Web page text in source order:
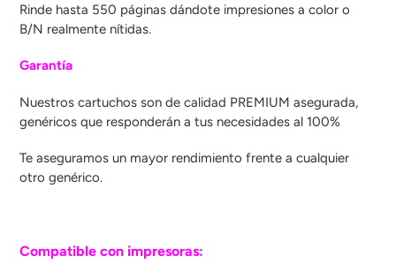
Rinde hasta 550 páginas dándote impresiones a color o
B/N realmente nítidas.
Garantía
Nuestros cartuchos son de calidad PREMIUM asegurada,
genéricos que responderán a tus necesidades al 100%
Te aseguramos un mayor rendimiento frente a cualquier
otro genérico.
Compatible con impresoras: